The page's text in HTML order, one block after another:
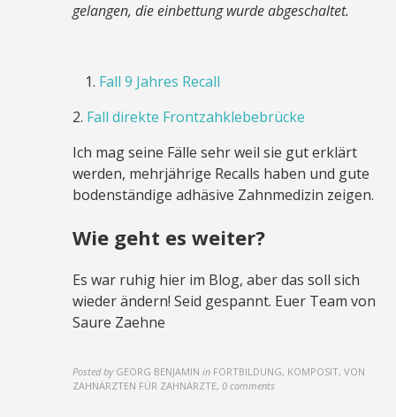
gelangen, die einbettung wurde abgeschaltet.
Fall 9 Jahres Recall
2. Fall direkte Frontzahklebebrücke
Ich mag seine Fälle sehr weil sie gut erklärt
werden, mehrjährige Recalls haben und gute
bodenständige adhäsive Zahnmedizin zeigen.
Wie geht es weiter?
Es war ruhig hier im Blog, aber das soll sich
wieder ändern! Seid gespannt. Euer Team von
Saure Zaehne
Posted by GEORG BENJAMIN in FORTBILDUNG, KOMPOSIT, VON
ZAHNÄRZTEN FÜR ZAHNÄRZTE,0 comments